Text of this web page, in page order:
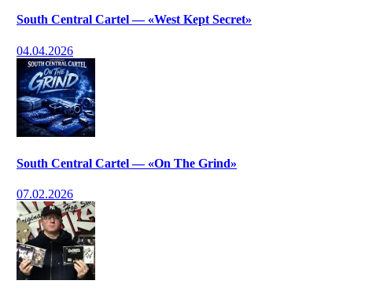
South Central Cartel — «West Kept Secret»
04.04.2026
South Central Cartel — «On The Grind»
07.02.2026